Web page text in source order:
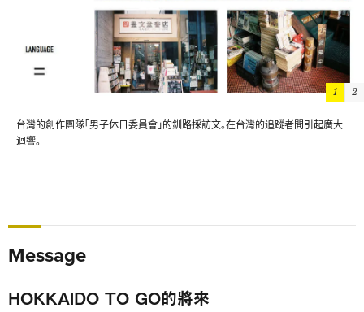
台灣的創作團隊「男子休日委員會」的釧路採訪文。在台灣的追蹤者間引起廣大
迴響。
1 2
Message
HOKKAIDO TO GO的將來